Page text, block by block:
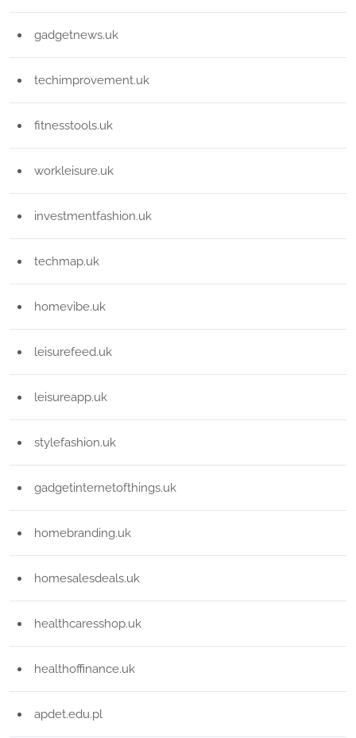
gadgetnews.uk
techimprovement.uk
fitnesstools.uk
workleisure.uk
investmentfashion.uk
techmap.uk
homevibe.uk
leisurefeed.uk
leisureapp.uk
stylefashion.uk
gadgetinternetofthings.uk
homebranding.uk
homesalesdeals.uk
healthcaresshop.uk
healthoffinance.uk
apdet.edu.pl